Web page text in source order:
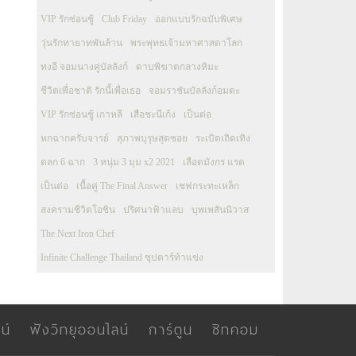
VIP รักซ่อนชู้ Club Friday ออกแบบรักฉบับพิเศษ
วุ่นรักทายาทพันล้าน พระพุทธเจ้ามหาศาสดาโลก
ทงอี จอมนางคู่บัลลังก์ ดาบพิฆาตกลางหิมะ
ชีวิตเพื่อชาติ รักนี้เพื่อเธอ จอมราชันบัลลังก์อมตะ
VIP รักซ่อนชู้ เกาหลี เสือชะนีเก้ง เป็นต่อ
หกฉากครับจารย์ สุภาพบุรุษสุดซอย ระเบิดเถิดเทิง
ตลก 6 ฉาก 3 หนุ่ม 3 มุม x2 2021 เลือดมังกร แรด
เป็นต่อ เนื้อคู่ The Final Answer เชฟกระทะเหล็ก
สงครามชีวิตโอชิน ปริศนาฟ้าแลบ บุพเพสันนิวาส
The Next Iron Chef
Infinite Challenge Thailand ซุปตาร์ท้าแข่ง
ฟังวิทยุออนไลน์ การ์ตูน ซิทคอม